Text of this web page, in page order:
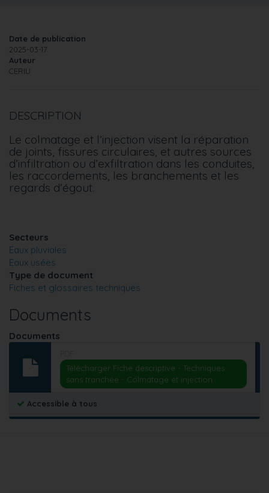
Date de publication
2025-03-17
Auteur
CERIU
DESCRIPTION
Le colmatage et l’injection visent la réparation
de joints, fissures circulaires, et autres sources
d’infiltration ou d’exfiltration dans les conduites,
les raccordements, les branchements et les
regards d’égout.
Secteurs
Eaux pluviales
Eaux usées
Type de document
Fiches et glossaires techniques
Documents
Documents
Télécharger Fiche descriptive - Techniques
sans tranchée - Colmatage et injection
Accessible à tous